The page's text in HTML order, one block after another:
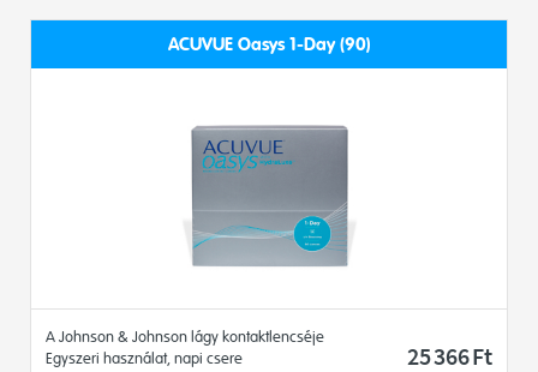
ACUVUE Oasys 1-Day (90)
A Johnson & Johnson lágy kontaktlencséje
Egyszeri használat, napi csere
25 366Ft